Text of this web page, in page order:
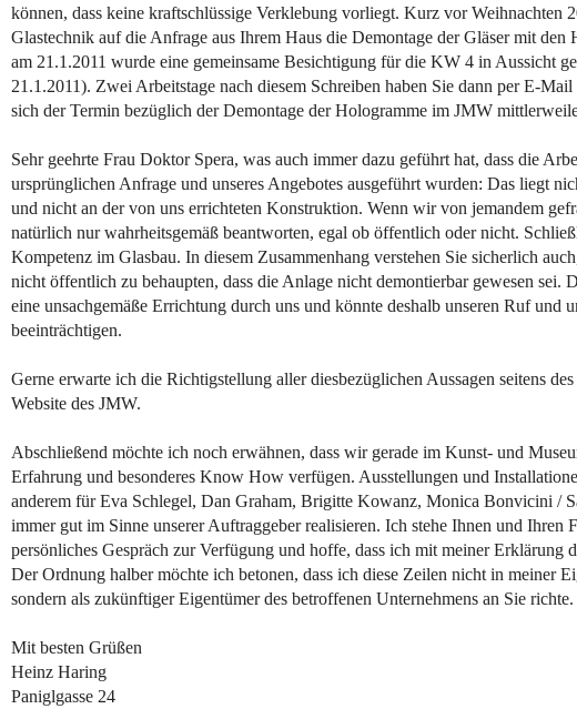
können, dass keine kraftschlüssige Verklebung vorliegt. Kurz vor Weihnachten
Glastechnik auf die Anfrage aus Ihrem Haus die Demontage der Gläser mit den
am 21.1.2011 wurde eine gemeinsame Besichtigung für die KW 4 in Aussicht
21.1.2011). Zwei Arbeitstage nach diesem Schreiben haben Sie dann per E-
sich der Termin bezüglich der Demontage der Hologramme im JMW
Sehr geehrte Frau Doktor Spera, was auch immer dazu geführt hat, dass die
ursprünglichen Anfrage und unseres Angebotes ausgeführt wurden: Das liegt
und nicht an der von uns errichteten Konstruktion. Wenn wir von jemandem
natürlich nur wahrheitsgemäß beantworten, egal ob öffentlich oder nicht.
Kompetenz im Glasbau. In diesem Zusammenhang verstehen Sie sicherlich
nicht öffentlich zu behaupten, dass die Anlage nicht demontierbar gewesen sei.
eine unsachgemäße Errichtung durch uns und könnte deshalb unseren Ruf und
beeinträchtigen.
Gerne erwarte ich die Richtigstellung aller diesbezüglichen Aussagen seitens
Website des JMW.
Abschließend möchte ich noch erwähnen, dass wir gerade im Kunst- und
Erfahrung und besonderes Know How verfügen. Ausstellungen und
anderem für Eva Schlegel, Dan Graham, Brigitte Kowanz, Monica Bonvicini /
immer gut im Sinne unserer Auftraggeber realisieren. Ich stehe Ihnen und Ihren
persönliches Gespräch zur Verfügung und hoffe, dass ich mit meiner Erklärung
Der Ordnung halber möchte ich betonen, dass ich diese Zeilen nicht in meiner
sondern als zukünftiger Eigentümer des betroffenen Unternehmens an Sie richte.
Mit besten Grüßen
Heinz Haring
Paniglgasse 24